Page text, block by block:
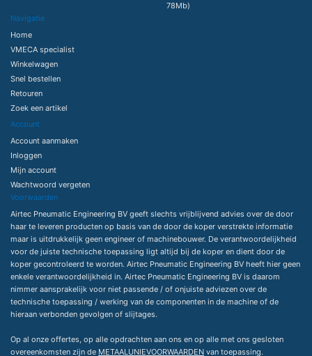
78Mb)
Navigatie
Home
VMECA specialist
Winkelwagen
Snel bestellen
Retouren
Zoek een artikel
Account
Account aanmaken
Inloggen
Mijn account
Wachtwoord vergeten
Voorwaarden
Airtec Pneumatic Engineering BV geeft slechts vrijblijvend advies over de door
haar te leveren producten op basis van de door de koper verstrekte informatie
maar is uitdrukkelijk geen engineer of machinebouwer. De verantwoordelijkheid
voor de juiste technische toepassing ligt altijd bij de koper en dient door de
koper gecontroleerd te worden. Airtec Pneumatic Engineering BV heeft hier geen
enkele verantwoordelijkheid in. Airtec Pneumatic Engineering BV is daarom
nimmer aansprakelijk voor niet passende / of onjuiste adviezen over de
technische toepassing / werking van de componenten in de machine of de
hieraan verbonden gevolgen of slijtages.
Op al onze offertes, op alle opdrachten aan ons en op alle met ons gesloten
overeenkomsten zijn de METAALUNIEVOORWAARDEN van toepassing.